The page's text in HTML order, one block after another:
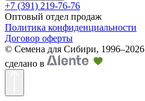
+7 (391) 219-76-76
Оптовый отдел продаж
Политика конфиденциальности
Договор оферты
© Семена для Сибири, 1996–2026
сделано в